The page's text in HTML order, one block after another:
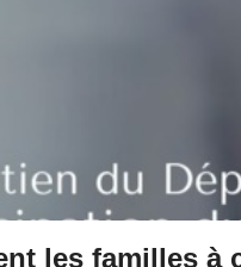
les familles à